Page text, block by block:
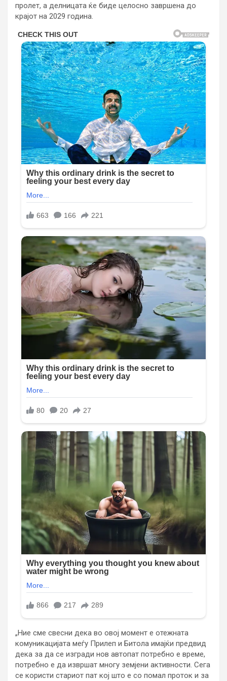
пролет, а делницата ќе биде целосно завршена до
крајот на 2029 година.
„Ние сме свесни дека во овој момент е отежната
комуникацијата меѓу Прилеп и Битола имајќи предвид
дека за да се изгради нов автопат потребно е време,
потребно е да извршат многу земјени активности. Сега
се користи стариот пат кој што е со помал проток и за